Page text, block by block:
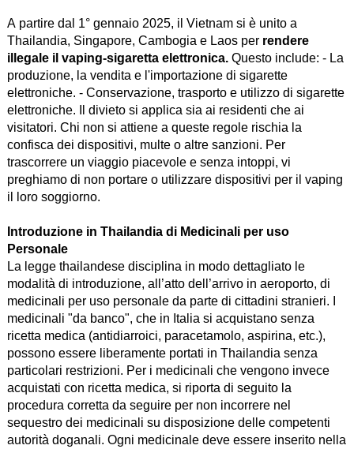
A partire dal 1° gennaio 2025, il Vietnam si è unito a
Thailandia, Singapore, Cambogia e Laos per rendere
illegale il vaping-sigaretta elettronica.Questo include: - La
produzione, la vendita e l'importazione di sigarette
elettroniche. - Conservazione, trasporto e utilizzo di sigarette
elettroniche. Il divieto si applica sia ai residenti che ai
visitatori. Chi non si attiene a queste regole rischia la
confisca dei dispositivi, multe o altre sanzioni. Per
trascorrere un viaggio piacevole e senza intoppi, vi
preghiamo di non portare o utilizzare dispositivi per il vaping
il loro soggiorno.
Introduzione in Thailandia di Medicinali per uso
Personale
La legge thailandese disciplina in modo dettagliato le
modalità di introduzione, all’atto dell’arrivo in aeroporto, di
medicinali per uso personale da parte di cittadini stranieri. I
medicinali "da banco", che in Italia si acquistano senza
ricetta medica (antidiarroici, paracetamolo, aspirina, etc.),
possono essere liberamente portati in Thailandia senza
particolari restrizioni. Per i medicinali che vengono invece
acquistati con ricetta medica, si riporta di seguito la
procedura corretta da seguire per non incorrere nel
sequestro dei medicinali su disposizione delle competenti
autorità doganali. Ogni medicinale deve essere inserito nella